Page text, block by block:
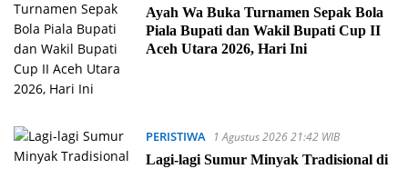
Agustus 2026 23:25 WIB
Ayah Wa Buka Turnamen Sepak Bola
Piala Bupati dan Wakil Bupati Cup II
Aceh Utara 2026, Hari Ini
PERISTIWA
1 Agustus 2026 21:42 WIB
Lagi-lagi Sumur Minyak Tradisional di